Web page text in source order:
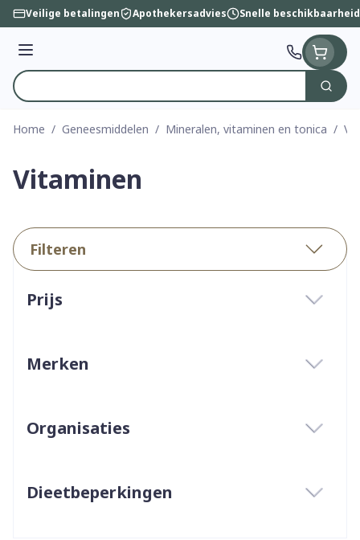
Ga naar de inhoud
Veilige betalingen Apothekersadvies Snelle beschikbaarheid
Menu
Product, merk, categorie...
Zoek
Home / Geneesmiddelen / Mineralen, vitaminen en tonica /
Vitaminen
Filteren
Prijs
Merken
Organisaties
Dieetbeperkingen